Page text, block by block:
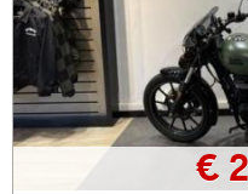
€